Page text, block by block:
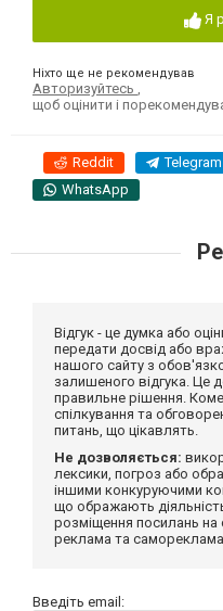
Я
Ніхто ще не рекомендував
Авторизуйтесь
щоб оцінити і
Reddit Telegram
WhatsApp
Відгук - це думка або
передати досвід або
нашого сайту з
залишеного відгука. Це
правильне рішення.
спілкування та
питань, що цікавлять.
Не дозволяється:
лексики, погроз або
іншими конкуруючими
що ображають діяльність
розміщення посилань на
реклама та самореклама.
Введіть email: